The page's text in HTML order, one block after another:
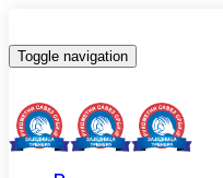
Toggle navigation